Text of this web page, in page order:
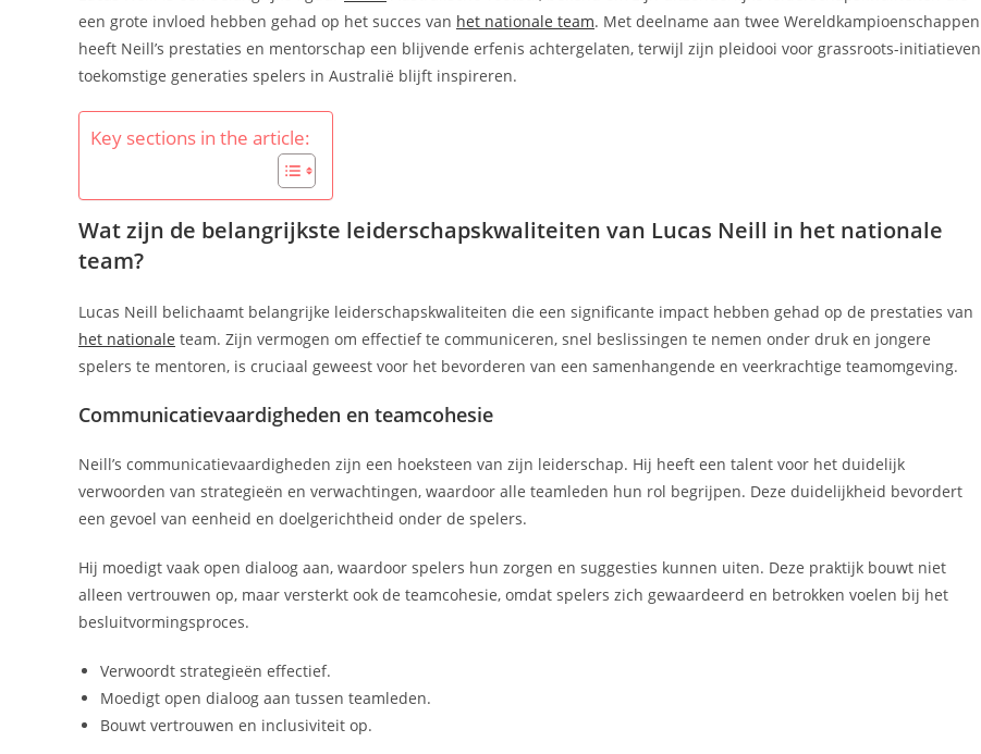
een grote invloed hebben gehad op het succes van het nationale team. Met deelname aan twee Wereldkampioenschappen
heeft Neill’s prestaties en mentorschap een blijvende erfenis achtergelaten, terwijl zijn pleidooi voor grassroots-initiatieven
toekomstige generaties spelers in Australië blijft inspireren.
Key sections in the article:
Wat zijn de belangrijkste leiderschapskwaliteiten van Lucas Neill in het nationale
team?
Lucas Neill belichaamt belangrijke leiderschapskwaliteiten die een significante impact hebben gehad op de prestaties van
het nationale team. Zijn vermogen om effectief te communiceren, snel beslissingen te nemen onder druk en jongere
spelers te mentoren, is cruciaal geweest voor het bevorderen van een samenhangende en veerkrachtige teamomgeving.
Communicatievaardigheden en teamcohesie
Neill’s communicatievaardigheden zijn een hoeksteen van zijn leiderschap. Hij heeft een talent voor het duidelijk
verwoorden van strategieën en verwachtingen, waardoor alle teamleden hun rol begrijpen. Deze duidelijkheid bevordert
een gevoel van eenheid en doelgerichtheid onder de spelers.
Hij moedigt vaak open dialoog aan, waardoor spelers hun zorgen en suggesties kunnen uiten. Deze praktijk bouwt niet
alleen vertrouwen op, maar versterkt ook de teamcohesie, omdat spelers zich gewaardeerd en betrokken voelen bij het
besluitvormingsproces.
Verwoordt strategieën effectief.
Moedigt open dialoog aan tussen teamleden.
Bouwt vertrouwen en inclusiviteit op.